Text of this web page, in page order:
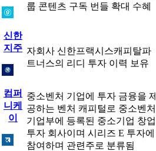
룹 콘텐츠 구독 번들 확대 수혜
신한
지주 자회사 신한프랙시스캐피탈파
트너스의 리디 투자 이력 보유
컴퍼
니케
이
중소벤처 기업에 투자 금융을 제
공하는 벤처 캐피털로 중소벤처
기업부에 등록된 중소기업 창업
투자 회사이며 시리즈 E 투자에
참여하며 관련주로 분류됨